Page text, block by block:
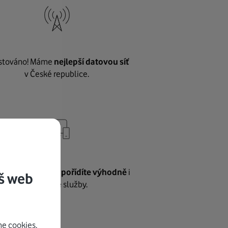
Máme nejlepší datovou síť
v České republice.
internetu pořídíte výhodněi
další naše služby.
web
cookies.